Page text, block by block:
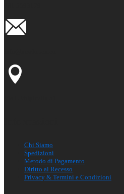
Chi Siamo
Spedizioni
Metodo di Pagamento
Diritto al Recesso
Privacy & Termini e Condizioni